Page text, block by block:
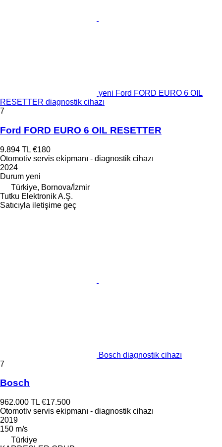
yeni Ford FORD EURO 6 OIL
RESETTER diagnostik cihazı
7
Ford FORD EURO 6 OIL RESETTER
9.894 TL €180
Otomotiv servis ekipmanı - diagnostik cihazı
2024
Durum yeni
Türkiye, Bornova/İzmir
Tutku Elektronik A.Ş.
Satıcıyla iletişime geç
Bosch diagnostik cihazı
7
Bosch
962.000 TL €17.500
Otomotiv servis ekipmanı - diagnostik cihazı
2019
150 m/s
Türkiye